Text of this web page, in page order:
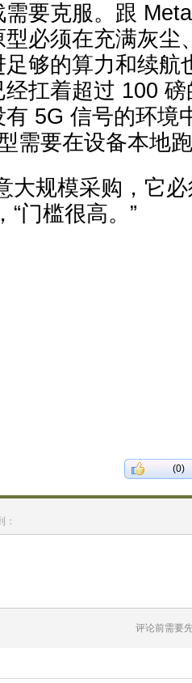
克服。跟 Meta
必须在充满灰尘
够的算力和续航
扛着超过 100 磅
5G 信号的环境
需要在设备本地
规模采购，它必
“门槛很高。”
(0)
：
评论前需要